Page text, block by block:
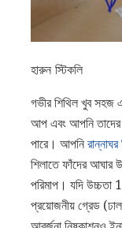
হারুন স্টিকলি
গভীর শিথিল খুব সহজ
আপ এবং আপনি
পারে। আপনি
শিলাতে ফাঁদের আঘার
পরিমাপ। যদি উচ্চতা
প্রয়োজনীয় গ্রেড